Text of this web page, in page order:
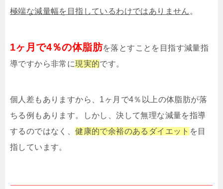
極端な減量幅を目指しているわけではありません 。
1ヶ月で4％の体脂肪を落とすことを目指す減量指
導ですから非常に現実的です。
個人差もありますから、1ヶ月で4％以上の体脂肪が落
ちる例もあります。しかし、決して無理な減量を指導
するのではなく、健康的で余裕のあるダイエット を目
指しています。